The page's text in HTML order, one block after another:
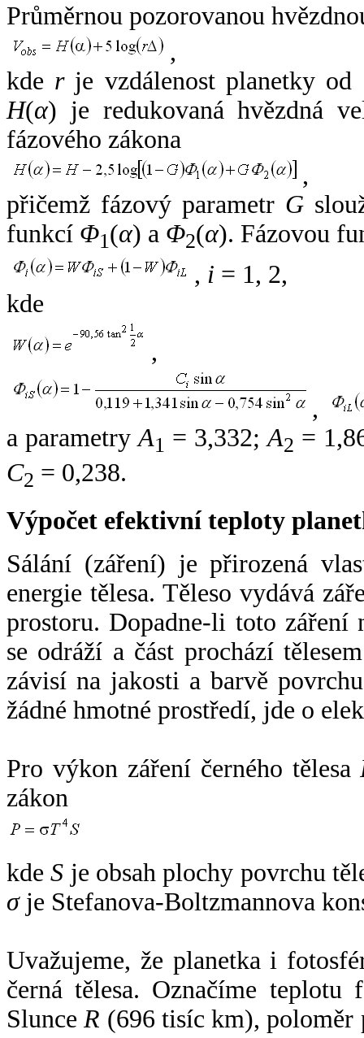
Průměrnou pozorovanou
,
kde rje vzdálenost planetky od
H(α) je redukovaná hvězdná
fázového zákona
,
přičemž fázový parametr G
funkcí Φ1(α) a Φ2(α). Fázovou
, i = 1, 2,
kde
,
,
a parametryA1 = 3,332;A2 =
C2 = 0,238.
Výpočet efektivní teploty
Sálání (záření) je přirozená
energie tělesa. Těleso vydává
prostoru. Dopadne-li toto záření
se odráží a část prochází
závisí na jakosti a barvě
žádné hmotné prostředí, jde o
Pro výkon záření černého tělesa
zákon
kdeS je obsah plochy povrchu
σje Stefanova-Boltzmannova
Uvažujeme, že planetka i
černá tělesa. Označíme
SlunceR (696 tisíc km),